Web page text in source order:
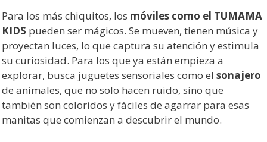
Para los más chiquitos, los móviles como el TUMAMA
KIDS pueden ser mágicos. Se mueven, tienen música y
proyectan luces, lo que captura su atención y estimula
su curiosidad. Para los que ya están empieza a
explorar, busca juguetes sensoriales como el sonajero
de animales, que no solo hacen ruido, sino que
también son coloridos y fáciles de agarrar para esas
manitas que comienzan a descubrir el mundo.